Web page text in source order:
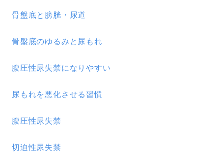
骨盤底と膀胱・尿道
骨盤底のゆるみと尿もれ
腹圧性尿失禁になりやすい
尿もれを悪化させる習慣
腹圧性尿失禁
切迫性尿失禁